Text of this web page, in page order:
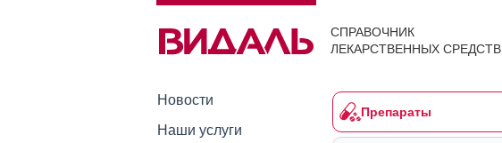
СПРАВОЧНИК
ЛЕКАРСТВЕННЫХ СРЕДСТВ
Новости
Наши услуги
Препараты